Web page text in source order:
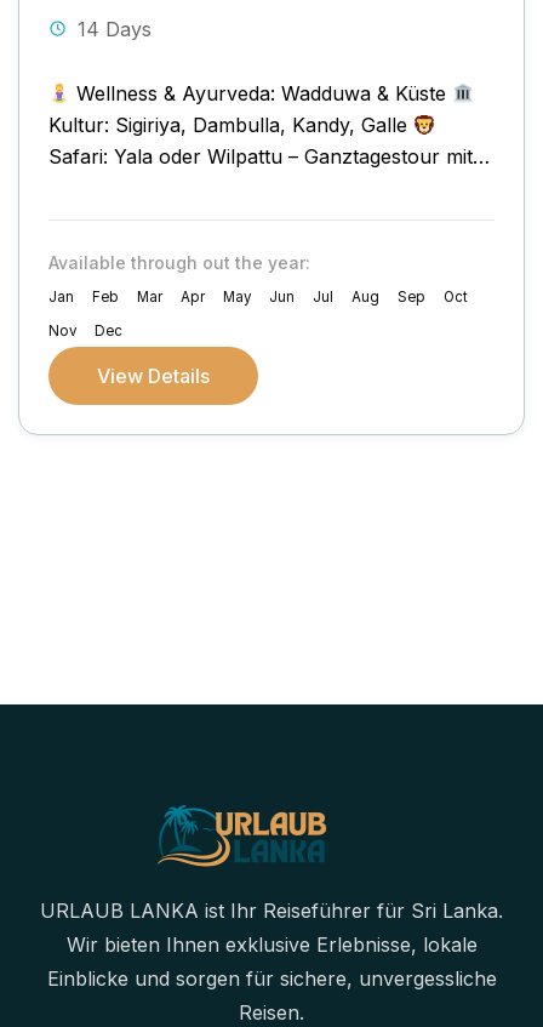
14 Days
Wellness & Ayurveda: Wadduwa & Küste
Kultur: Sigiriya, Dambulla, Kandy, Galle
Safari: Yala oder Wilpattu – Ganztagestour mit
Available through out the year:
Jan Feb Mar Apr May Jun Jul Aug Sep
Oct
Nov
Dec
View Details
URLAUB LANKA ist Ihr Reiseführer für Sri Lanka.
Wir bieten Ihnen exklusive Erlebnisse, lokale
Einblicke und sorgen für sichere, unvergessliche
Reisen.